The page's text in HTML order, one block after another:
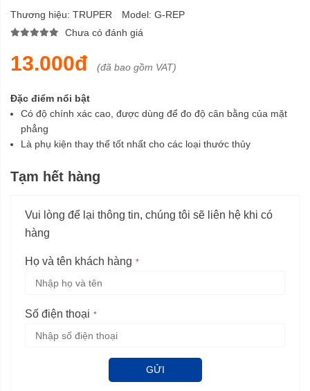
Thương hiệu: TRUPER Model: G-REP
Chưa có đánh giá
13.000đ (đã bao gồm VAT)
Đặc điểm nổi bật
Có độ chính xác cao, được dùng để đo độ cân bằng của mặt
phẳng
Là phụ kiện thay thế tốt nhất cho các loại thước thủy
Tạm hết hàng
Vui lòng để lại thông tin, chúng tôi sẽ liên hệ khi có
hàng
Họ và tên khách hàng
Số điện thoại
GỬI